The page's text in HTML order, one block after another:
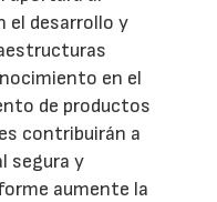
el desarrollo y
en el
de productos
contribuirán a
segura y
aumente la